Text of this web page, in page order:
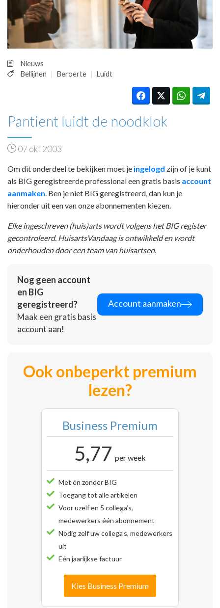
PRAKTIJKZAKEN
TARIEVEN
VPHUISARTSEN
INLOGGEN
Nieuws
Bellijnen
Beroerte Luidt
Pantient luidt de noodklok
07 okt 2003
Om dit onderdeel te bekijken moet je ingelogd zijn of je kunt
als BIG geregistreerde professional een gratis basis account
aanmaken . Ben je niet BIG geregistreerd, dan kun je
hieronder uit een van onze abonnementen kiezen.
Elke ingeschreven (huis)arts wordt volgens het BIG register
gecontroleerd. HuisartsVandaag is ontwikkeld en wordt
onderhouden door een team van huisartsen.
Nog geen account
en BIG
geregistreerd?
Maak een gratis basis
account aan!
Account aanmaken
Ook onbeperkt premium
lezen?
Business Premium
5,77 per week
Met én zonder BIG
Toegang tot alle artikelen
Voor uzelf en 5 collega’s,
medewerkers één abonnement
Nodig zelf uw collega’s, medewerkers
uit
Eén jaarlijkse factuur
Kies Business Premium